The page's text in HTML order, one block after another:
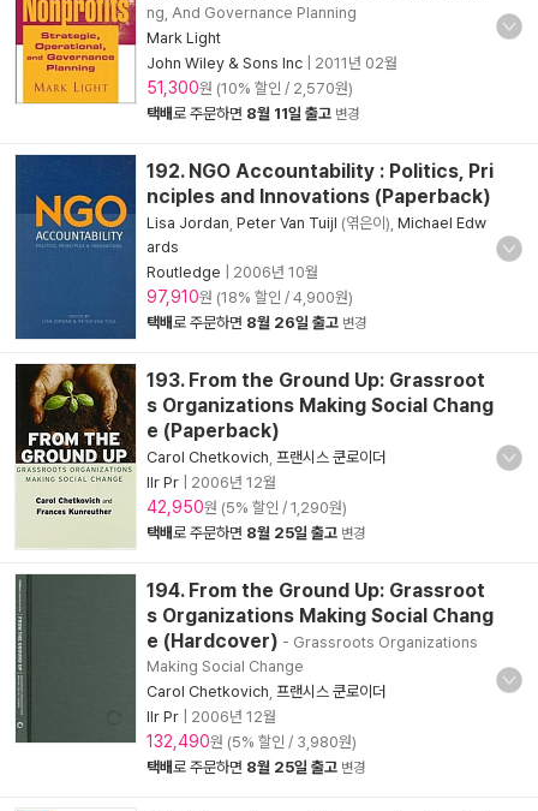
ng, And Governance Planning
Mark Light
John Wiley & Sons Inc
2011년 02월
51,300원 (10% 할인 / 2,570원)
택배로 주문하면 8월 11일 출고 변경
192. NGO Accountability : Politics, Pri
nciples and Innovations (Paperback)
Lisa Jordan Peter Van Tuijl (엮은이), Michael Edw
ards
Routledge
2006년 10월
97,910원 (18% 할인 / 4,900원)
택배로 주문하면 8월 26일 출고 변경
193. From the Ground Up: Grassroot
s Organizations Making Social Chang
e (Paperback)
Carol Chetkovich 프랜시스 쿤로이더
Ilr Pr
2006년 12월
42,950원 (5% 할인 / 1,290원)
택배로 주문하면 8월 25일 출고 변경
194. From the Ground Up: Grassroot
s Organizations Making Social Chang
e (Hardcover) - Grassroots Organizations
Making Social Change
Carol Chetkovich 프랜시스 쿤로이더
Ilr Pr
2006년 12월
132,490원 (5% 할인 / 3,980원)
택배로 주문하면 8월 25일 출고 변경